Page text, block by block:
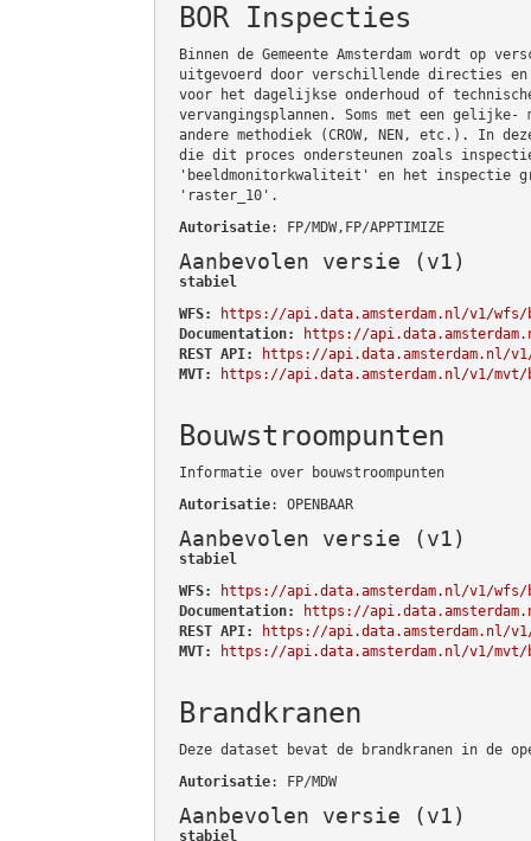
BOR Inspecties
Binnen de Gemeente Amsterdam wordt op
uitgevoerd door verschillende directies
voor het dagelijkse onderhoud of
vervangingsplannen. Soms met een gelijke-
andere methodiek (CROW, NEN, etc.). In
die dit proces ondersteunen zoals
'beeldmonitorkwaliteit' en het inspectie
'raster_10'.
Autorisatie: FP/MDW,FP/APPTIMIZE
Aanbevolen versie (v1)
stabiel
WFS:
https://api.data.amsterdam.nl/v1/wfs/
Documentation:
https://
REST API:
https://api.data.amsterdam.nl/
MVT:
https://api.data.amsterdam.nl/v1/mvt/
Bouwstroompunten
Informatie over bouwstroompunten
Autorisatie: OPENBAAR
Aanbevolen versie (v1)
stabiel
WFS:
https://api.data.amsterdam.nl/v1/wfs/
Documentation:
https://
REST API:
https://api.data.amsterdam.nl/v1/
MVT:
https://api.data.amsterdam.nl/v1/mvt/
Brandkranen
Deze dataset bevat de brandkranen in de
Autorisatie: FP/MDW
Aanbevolen versie (v1)
stabiel